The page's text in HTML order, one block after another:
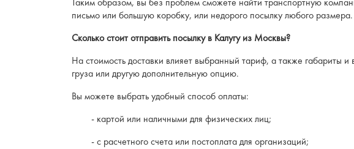
письмо или большую коробку, или недорого посылку любого размера.
Сколько стоит отправить посылку в Калугу из Москвы?
На стоимость доставки влияет выбранный тариф, а также габариты
груза или другую дополнительную опцию.
Вы можете выбрать удобный способ оплаты:
- картой или наличными для физических лиц;
- с расчетного счета или постоплата для организаций;